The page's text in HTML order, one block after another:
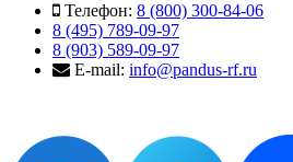
Телефон: 8 (800) 300-84-06
8 (495) 789-09-97
8 (903) 589-09-97
E-mail: info@pandus-rf.ru